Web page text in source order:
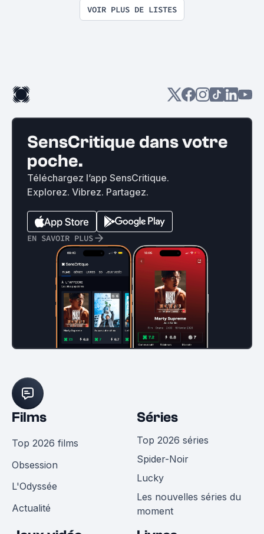
VOIR PLUS DE LISTES
SensCritique dans votre
poche.
Téléchargez l’app SensCritique.
Explorez. Vibrez. Partagez.
EN SAVOIR PLUS
Films
Top 2026 films
Obsession
L'Odyssée
Actualité
Séries
Top 2026 séries
Spider-Noir
Lucky
Les nouvelles séries du
moment